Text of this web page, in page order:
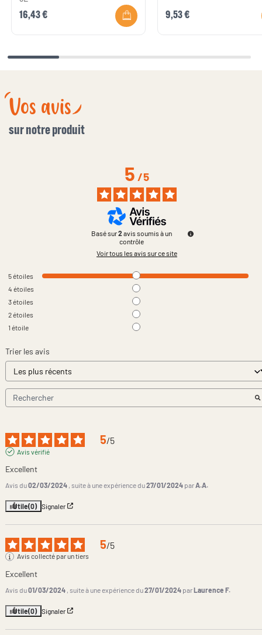
16,43 € 9,53 €
Vos avis
sur notre produit
5/5
Basé sur2 avis soumis à un
contrôle
Voir tous les avis sur ce site
5étoiles
4 étoiles
3étoiles
2étoiles
1 étoile
Trier les avis
5/5
Avis vérifié
Excellent
Avis du02/03/2024 , suite à une expérience du27/01/2024 par A.A.
Utile(0) Signaler
5/5
Avis collecté par un tiers
Excellent
Avis du01/03/2024 , suite à une expérience du27/01/2024 parLaurence F.
Utile(0) Signaler